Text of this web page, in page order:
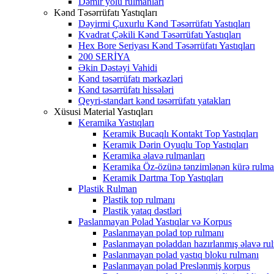
Kənd Təsərrüfatı Yastıqları
Dəyirmi Çuxurlu Kənd Təsərrüfatı Yastıqları
Kvadrat Çəkili Kənd Təsərrüfatı Yastıqları
Hex Bore Seriyası Kənd Təsərrüfatı Yastıqları
200 SERİYA
Əkin Dəstəyi Vahidi
Kənd təsərrüfatı mərkəzləri
Kənd təsərrüfatı hissələri
Qeyri-standart kənd təsərrüfatı yatakları
Xüsusi Material Yastıqları
Keramika Yastıqları
Keramik Bucaqlı Kontakt Top Yastıqları
Keramik Dərin Oyuqlu Top Yastıqları
Keramika əlavə rulmanları
Keramika Öz-özünə tənzimlənən kürə
Keramik Dartma Top Yastıqları
Plastik Rulman
Plastik top rulmanı
Plastik yataq dəstləri
Paslanmayan Polad Yastıqlar və Korpus
Paslanmayan polad top rulmanı
Paslanmayan poladdan hazırlanmış əlavə
Paslanmayan polad yastıq bloku rulmanı
Paslanmayan polad Preslənmiş korpus